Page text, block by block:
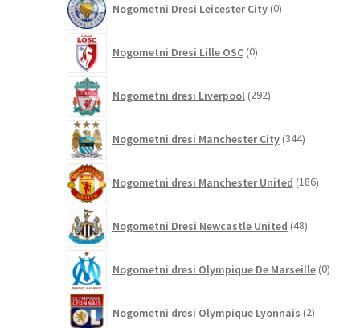
Nogometni Dresi Leicester City 0izdelkov
Nogometni Dresi Lille OSC 0izdelkov
Nogometni dresi Liverpool 292izdelkov
Nogometni dresi Manchester City 344izdelkov
Nogometni dresi Manchester United 186izdelkov
Nogometni Dresi Newcastle United 48izdelkov
Nogometni dresi Olympique De Marseille 0
Nogometni dresi Olympique Lyonnais 2izdelka